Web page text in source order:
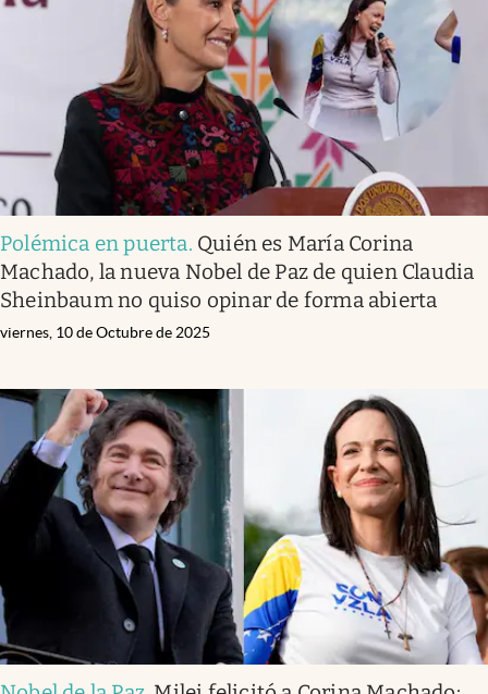
Polémica en puerta. Quién es María Corina
Machado, la nueva Nobel de Paz de quien Claudia
Sheinbaum no quiso opinar de forma abierta
viernes, 10 de Octubre de 2025